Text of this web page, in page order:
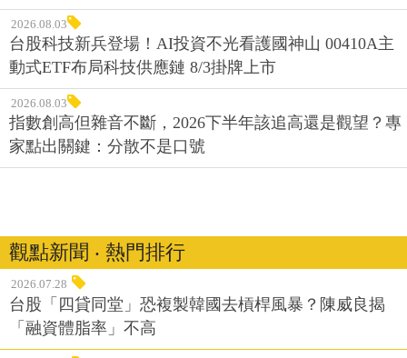
2026.08.03
台股科技新兵登場！AI投資不光看護國神山 00410A主
動式ETF布局科技供應鏈 8/3掛牌上市
2026.08.03
指數創高但雜音不斷，2026下半年該追高還是觀望？專
家點出關鍵：分散不是口號
觀點新聞 ‧ 熱門排行
2026.07.28
台股「四貸同堂」恐複製韓國去槓桿風暴？陳威良揭
「融資體脂率」不高